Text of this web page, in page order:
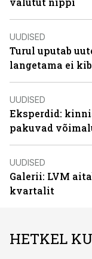
UUDISED
Turul uputab
langetama ei
UUDISED
Eksperdid:
pakuvad
UUDISED
Galerii: LVM
kvartalit
HETKEL